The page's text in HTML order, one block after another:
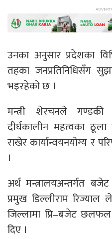
उनका अनुसार प्रदेशका
तहका जनप्रतिनिधिसँग
भइरहेको छ ।
मन्त्री शेरचनले गण्डकी
दीर्घकालीन महत्वका ठूला
राखेर कार्यान्वयनयोग्य र
।
अर्थ मन्त्रालयअन्तर्गत
प्रमुख डिल्लीराम
जिल्लामा प्रि–बजेट
दिए ।